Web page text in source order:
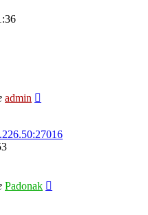
admin
Padonak